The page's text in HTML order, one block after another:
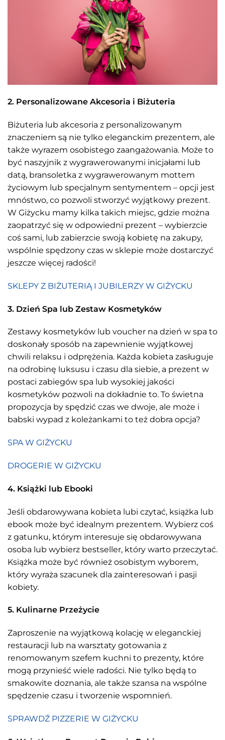
2. Personalizowane Akcesoria i Biżuteria
Biżuteria lub akcesoria z personalizowanym
znaczeniem są nie tylko eleganckim prezentem, ale
także wyrazem osobistego zaangażowania. Może to
być naszyjnik z wygrawerowanymi inicjałami lub
datą, bransoletka z wygrawerowanym mottem
życiowym lub specjalnym sentymentem – opcji jest
mnóstwo, co pozwoli stworzyć wyjątkowy prezent.
W Giżycku mamy kilka takich miejsc, gdzie można
zaopatrzyć się w odpowiedni prezent – wybierzcie
coś sami, lub zabierzcie swoją kobietę na zakupy,
wspólnie spędzony czas w sklepie może dostarczyć
jeszcze więcej radości!
SKLEPY Z BIŻUTERIĄ I JUBILERZY W GIŻYCKU
3. Dzień Spa lub Zestaw Kosmetyków
Zestawy kosmetyków lub voucher na dzień w spa to
doskonały sposób na zapewnienie wyjątkowej
chwili relaksu i odprężenia. Każda kobieta zasługuje
na odrobinę luksusu i czasu dla siebie, a prezent w
postaci zabiegów spa lub wysokiej jakości
kosmetyków pozwoli na dokładnie to. To świetna
propozycja by spędzić czas we dwoje, ale może i
babski wypad z koleżankami to też dobra opcja?
SPA W GIŻYCKU
DROGERIE W GIŻYCKU
4. Książki lub Ebooki
Jeśli obdarowywana kobieta lubi czytać, książka lub
ebook może być idealnym prezentem. Wybierz coś
z gatunku, którym interesuje się obdarowywana
osoba lub wybierz bestseller, który warto przeczytać.
Książka może być również osobistym wyborem,
który wyraża szacunek dla zainteresowań i pasji
kobiety.
5. Kulinarne Przeżycie
Zaproszenie na wyjątkową kolację w eleganckiej
restauracji lub na warsztaty gotowania z
renomowanym szefem kuchni to prezenty, które
mogą przynieść wiele radości. Nie tylko będą to
smakowite doznania, ale także szansa na wspólne
spędzenie czasu i tworzenie wspomnień.
SPRAWDŹ PIZZERIE W GIŻYCKU